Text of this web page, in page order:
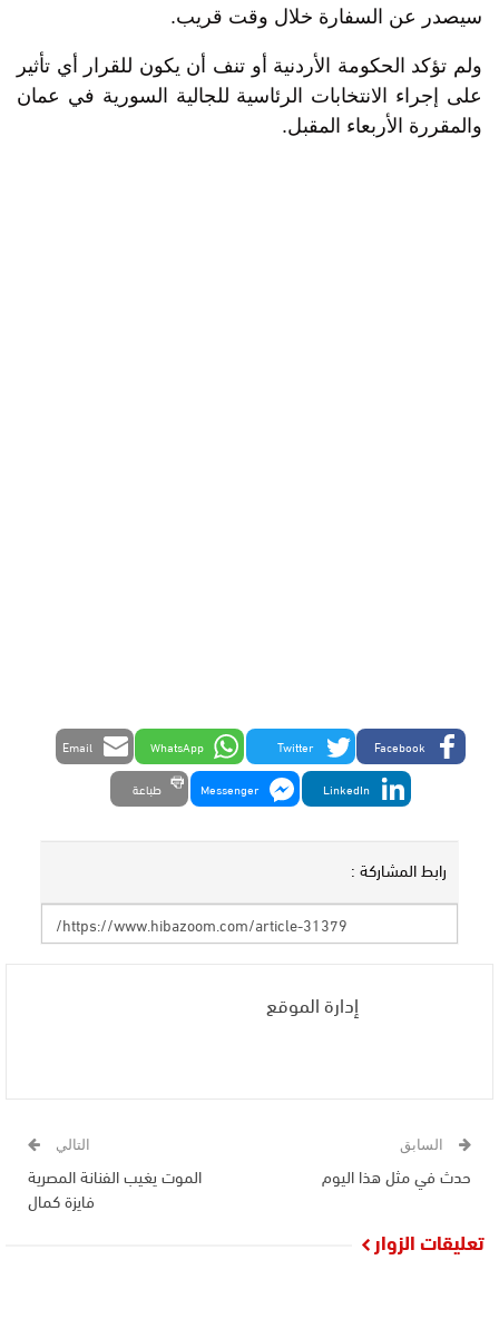
سيصدر عن السفارة خلال وقت قريب.
ولم تؤكد الحكومة الأردنية أو تنف أن يكون للقرار أي تأثير
على إجراء الانتخابات الرئاسية للجالية السورية في عمان
والمقررة الأربعاء المقبل.
Facebook
Twitter
WhatsApp
Email
LinkedIn
Messenger طباعة
رابط المشاركة :
إدارة الموقع
السابق
حدث في مثل هذا اليوم
التالي
الموت يغيب الفنانة المصرية
فايزة كمال
تعليقات الزوار